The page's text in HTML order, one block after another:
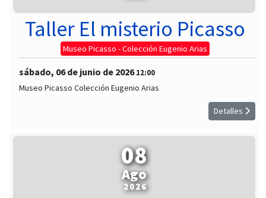
Taller El misterio Picasso
Museo Picasso - Colección Eugenio Arias
sábado, 06 de junio de 2026 12:00
Museo Picasso Colección Eugenio Arias
Detalles
08
Ago
2026